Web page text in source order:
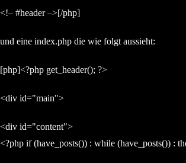
<!– #header –>[/php]
und eine index.php die wie folgt aussieht:
[php]<?php get_header(); ?>
<div id="main">
<div id="content">
<?php if (have_posts()) : while (have_posts()) :